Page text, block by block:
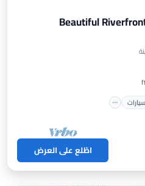
Beautiful
اطّلع على العرض